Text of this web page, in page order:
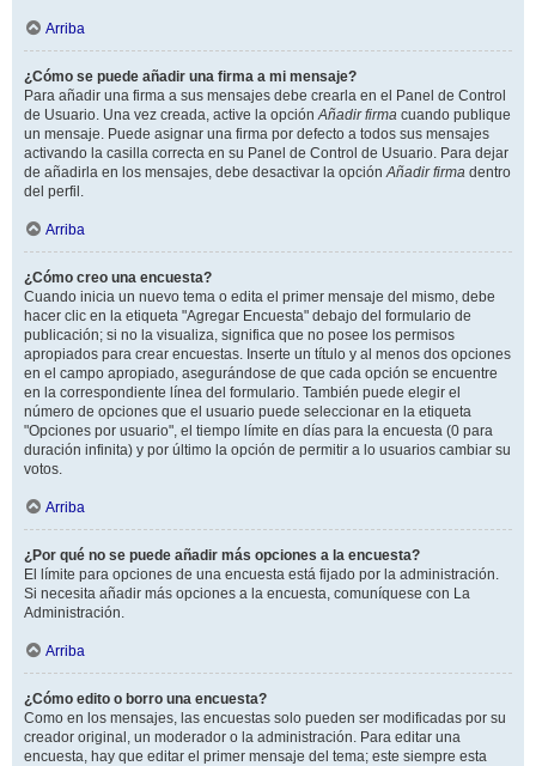
Arriba
¿Cómo se puede añadir una firma a mi mensaje?
Para añadir una firma a sus mensajes debe crearla en el Panel de Control
de Usuario. Una vez creada, active la opciónAñadir firma cuando publique
un mensaje. Puede asignar una firma por defecto a todos sus mensajes
activando la casilla correcta en su Panel de Control de Usuario. Para dejar
de añadirla en los mensajes, debe desactivar la opciónAñadir firma dentro
del perfil.
Arriba
¿Cómo creo una encuesta?
Cuando inicia un nuevo tema o edita el primer mensaje del mismo, debe
hacer clic en la etiqueta "Agregar Encuesta" debajo del formulario de
publicación; si no la visualiza, significa que no posee los permisos
apropiados para crear encuestas. Inserte un título y al menos dos opciones
en el campo apropiado, asegurándose de que cada opción se encuentre
en la correspondiente línea del formulario. También puede elegir el
número de opciones que el usuario puede seleccionar en la etiqueta
"Opciones por usuario", el tiempo límite en días para la encuesta (0 para
duración infinita) y por último la opción de permitir a lo usuarios cambiar su
votos.
Arriba
¿Por qué no se puede añadir más opciones a la encuesta?
El límite para opciones de una encuesta está fijado por la administración.
Si necesita añadir más opciones a la encuesta, comuníquese con La
Administración.
Arriba
¿Cómo edito o borro una encuesta?
Como en los mensajes, las encuestas solo pueden ser modificadas por su
creador original, un moderador o la administración. Para editar una
encuesta, hay que editar el primer mensaje del tema; este siempre esta